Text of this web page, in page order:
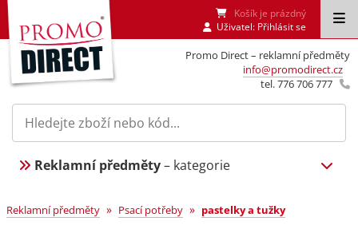
Promo Direct – reklamní předměty
info@promodirect.cz
tel. 776 706 777
Košík je prázdný
Uživatel: Přihlásit se
Reklamní předměty– kategorie
Reklamní předměty » Psací potřeby » pastelky a tužky